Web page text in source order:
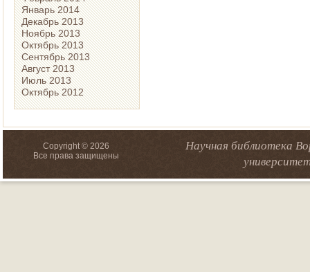
Январь 2014
Декабрь 2013
Ноябрь 2013
Октябрь 2013
Сентябрь 2013
Август 2013
Июль 2013
Октябрь 2012
Copyright © 2026
Все права защищены
Научная библиотека